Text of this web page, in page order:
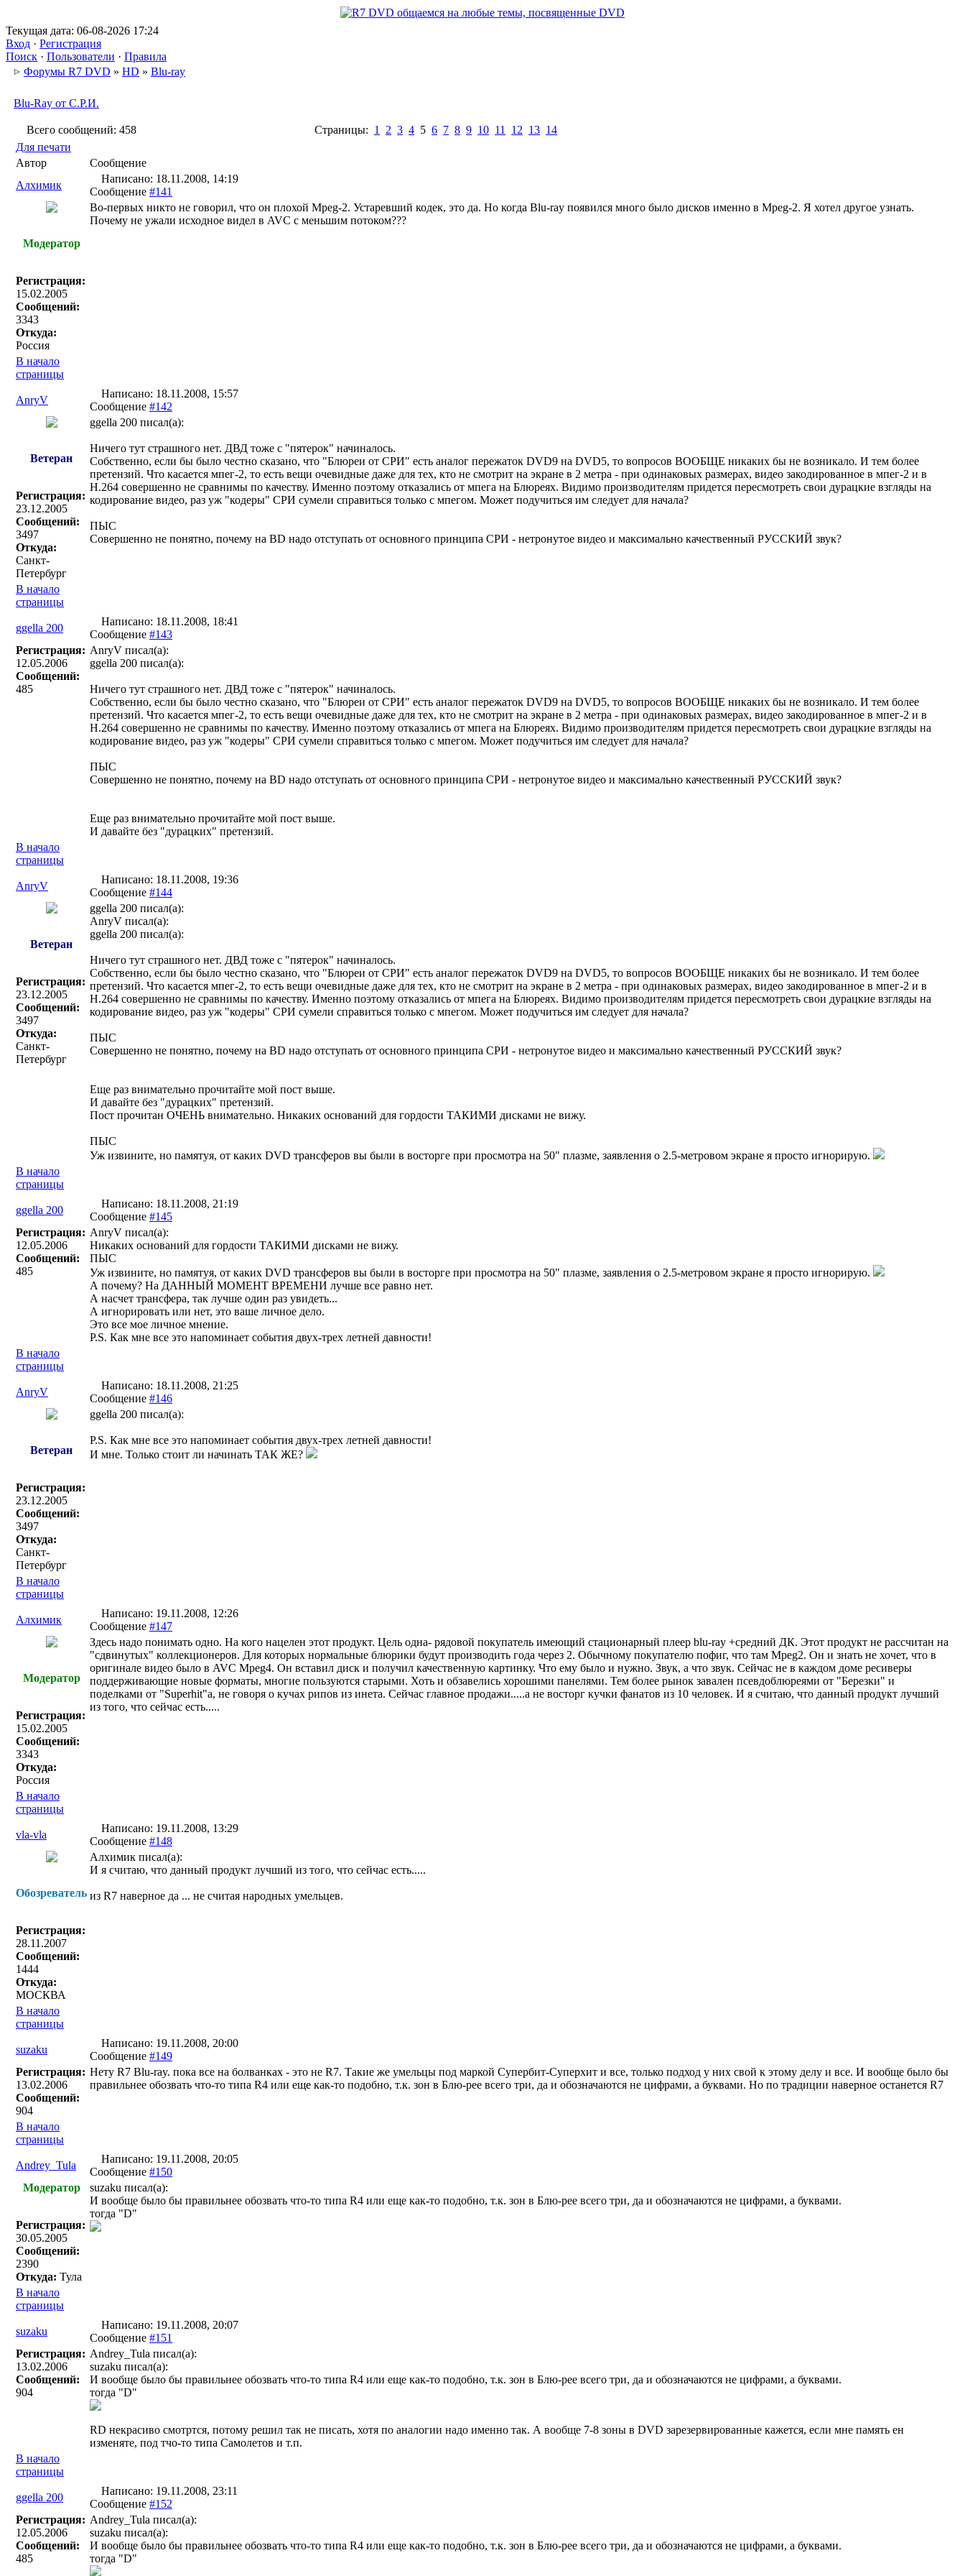
Текущая дата: 06-08-2026 17:24
Вход · Регистрация
Поиск · Пользователи · Правила
Форумы R7 DVD » HD » Blu-ray
Blu-Ray от С.Р.И.
Всего сообщений: 458 Страницы: 1 2 3 4 5 6 7 8 9 10 11 12 13 14
Для печати
Автор
Сообщение
Алхимик
Написано: 18.11.2008, 14:19
Сообщение #141
Модератор
Регистрация:
15.02.2005
Сообщений:
3343
Откуда:
Россия
Во-первых никто не говорил, что он плохой Mpeg-2. Устаревший кодек, это да. Но когда Blu-ray появился много было дисков именно в Mpeg-2. Я хотел другое узнать.
Почему не ужали исходное видел в AVC с меньшим потоком???
В начало
страницы
AnryV
Написано: 18.11.2008, 15:57
Сообщение #142
Ветеран
Регистрация:
23.12.2005
Сообщений:
3497
Откуда:
Санкт-
Петербург
ggella 200 писал(a):
Ничего тут страшного нет. ДВД тоже с "пятерок" начиналось.
Собственно, если бы было честно сказано, что "Блюреи от СРИ" есть аналог пережаток DVD9 на DVD5, то вопросов ВООБЩЕ никаких бы не возникало. И тем более
претензий. Что касается мпег-2, то есть вещи очевидные даже для тех, кто не смотрит на экране в 2 метра - при одинаковых размерах, видео закодированное в мпег-2 и в
H.264 совершенно не сравнимы по качеству. Именно поэтому отказались от мпега на Блюреях. Видимо производителям придется пересмотреть свои дурацкие взгляды на
кодирование видео, раз уж "кодеры" СРИ сумели справиться только с мпегом. Может подучиться им следует для начала?
ПЫС
Совершенно не понятно, почему на BD надо отступать от основного принципа СРИ - нетронутое видео и максимально качественный РУССКИЙ звук?
В начало
страницы
ggella 200
Написано: 18.11.2008, 18:41
Сообщение #143
Регистрация:
12.05.2006
Сообщений:
485
AnryV писал(a):
ggella 200 писал(a):
Ничего тут страшного нет. ДВД тоже с "пятерок" начиналось.
Собственно, если бы было честно сказано, что "Блюреи от СРИ" есть аналог пережаток DVD9 на DVD5, то вопросов ВООБЩЕ никаких бы не возникало. И тем более
претензий. Что касается мпег-2, то есть вещи очевидные даже для тех, кто не смотрит на экране в 2 метра - при одинаковых размерах, видео закодированное в мпег-2 и в
H.264 совершенно не сравнимы по качеству. Именно поэтому отказались от мпега на Блюреях. Видимо производителям придется пересмотреть свои дурацкие взгляды на
кодирование видео, раз уж "кодеры" СРИ сумели справиться только с мпегом. Может подучиться им следует для начала?
ПЫС
Совершенно не понятно, почему на BD надо отступать от основного принципа СРИ - нетронутое видео и максимально качественный РУССКИЙ звук?
Еще раз внимательно прочитайте мой пост выше.
И давайте без "дурацких" претензий.
В начало
страницы
AnryV
Написано: 18.11.2008, 19:36
Сообщение #144
Ветеран
Регистрация:
23.12.2005
Сообщений:
3497
Откуда:
Санкт-
Петербург
ggella 200 писал(a):
AnryV писал(a):
ggella 200 писал(a):
Ничего тут страшного нет. ДВД тоже с "пятерок" начиналось.
Собственно, если бы было честно сказано, что "Блюреи от СРИ" есть аналог пережаток DVD9 на DVD5, то вопросов ВООБЩЕ никаких бы не возникало. И тем более
претензий. Что касается мпег-2, то есть вещи очевидные даже для тех, кто не смотрит на экране в 2 метра - при одинаковых размерах, видео закодированное в мпег-2 и в
H.264 совершенно не сравнимы по качеству. Именно поэтому отказались от мпега на Блюреях. Видимо производителям придется пересмотреть свои дурацкие взгляды на
кодирование видео, раз уж "кодеры" СРИ сумели справиться только с мпегом. Может подучиться им следует для начала?
ПЫС
Совершенно не понятно, почему на BD надо отступать от основного принципа СРИ - нетронутое видео и максимально качественный РУССКИЙ звук?
Еще раз внимательно прочитайте мой пост выше.
И давайте без "дурацких" претензий.
Пост прочитан ОЧЕНЬ внимательно. Никаких оснований для гордости ТАКИМИ дисками не вижу.
ПЫС
Уж извините, но памятуя, от каких DVD трансферов вы были в восторге при просмотра на 50" плазме, заявления о 2.5-метровом экране я просто игнорирую.
В начало
страницы
ggella 200
Написано: 18.11.2008, 21:19
Сообщение #145
Регистрация:
12.05.2006
Сообщений:
485
AnryV писал(a):
Никаких оснований для гордости ТАКИМИ дисками не вижу.
ПЫС
Уж извините, но памятуя, от каких DVD трансферов вы были в восторге при просмотра на 50" плазме, заявления о 2.5-метровом экране я просто игнорирую.
А почему? На ДАННЫЙ МОМЕНТ ВРЕМЕНИ лучше все равно нет.
А насчет трансфера, так лучше один раз увидеть...
А игнорировать или нет, это ваше личное дело.
Это все мое личное мнение.
P.S. Как мне все это напоминает события двух-трех летней давности!
В начало
страницы
AnryV
Написано: 18.11.2008, 21:25
Сообщение #146
Ветеран
Регистрация:
23.12.2005
Сообщений:
3497
Откуда:
Санкт-
Петербург
ggella 200 писал(a):
P.S. Как мне все это напоминает события двух-трех летней давности!
И мне. Только стоит ли начинать ТАК ЖЕ?
В начало
страницы
Алхимик
Написано: 19.11.2008, 12:26
Сообщение #147
Модератор
Регистрация:
15.02.2005
Сообщений:
3343
Откуда:
Россия
Здесь надо понимать одно. На кого нацелен этот продукт. Цель одна- рядовой покупатель имеющий стационарный плеер blu-ray +средний ДК. Этот продукт не рассчитан на
"сдвинутых" коллекционеров. Для которых нормальные блюрики будут производить года через 2. Обычному покупателю пофиг, что там Mpeg2. Он и знать не хочет, что в
оригинале видео было в AVC Mpeg4. Он вставил диск и получил качественную картинку. Что ему было и нужно. Звук, а что звук. Сейчас не в каждом доме ресиверы
поддерживающие новые форматы, многие пользуются старыми. Хоть и обзавелись хорошими панелями. Тем более рынок завален псевдоблюреями от "Березки" и
поделками от "Superhit"а, не говоря о кучах рипов из инета. Сейчас главное продажи.....а не восторг кучки фанатов из 10 человек. И я считаю, что данный продукт лучший
из того, что сейчас есть.....
В начало
страницы
vla-vla
Написано: 19.11.2008, 13:29
Сообщение #148
Обозреватель
Регистрация:
28.11.2007
Сообщений:
1444
Откуда:
МОСКВА
Алхимик писал(a):
И я считаю, что данный продукт лучший из того, что сейчас есть.....
из R7 наверное да ... не считая народных умельцев.
В начало
страницы
suzaku
Написано: 19.11.2008, 20:00
Сообщение #149
Регистрация:
13.02.2006
Сообщений:
904
Нету R7 Blu-ray. пока все на болванках - это не R7. Такие же умельцы под маркой Супербит-Суперхит и все, только подход у них свой к этому делу и все. И вообще было бы
правильнее обозвать что-то типа R4 или еще как-то подобно, т.к. зон в Блю-рее всего три, да и обозначаются не цифрами, а буквами. Но по традиции наверное останется R7
В начало
страницы
Andrey_Tula
Написано: 19.11.2008, 20:05
Сообщение #150
Модератор
Регистрация:
30.05.2005
Сообщений:
2390
Откуда: Тула
suzaku писал(a):
И вообще было бы правильнее обозвать что-то типа R4 или еще как-то подобно, т.к. зон в Блю-рее всего три, да и обозначаются не цифрами, а буквами.
тогда "D"
В начало
страницы
suzaku
Написано: 19.11.2008, 20:07
Сообщение #151
Регистрация:
13.02.2006
Сообщений:
904
Andrey_Tula писал(a):
suzaku писал(a):
И вообще было бы правильнее обозвать что-то типа R4 или еще как-то подобно, т.к. зон в Блю-рее всего три, да и обозначаются не цифрами, а буквами.
тогда "D"
RD некрасиво смотртся, потому решил так не писать, хотя по аналогии надо именно так. А вообще 7-8 зоны в DVD зарезервированные кажется, если мне память ен
изменяте, под тчо-то типа Самолетов и т.п.
В начало
страницы
ggella 200
Написано: 19.11.2008, 23:11
Сообщение #152
Регистрация:
12.05.2006
Сообщений:
485
Andrey_Tula писал(a):
suzaku писал(a):
И вообще было бы правильнее обозвать что-то типа R4 или еще как-то подобно, т.к. зон в Блю-рее всего три, да и обозначаются не цифрами, а буквами.
тогда "D"